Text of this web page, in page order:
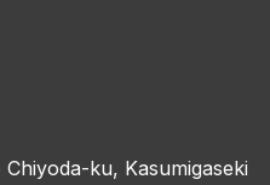
ku, Kasumigaseki